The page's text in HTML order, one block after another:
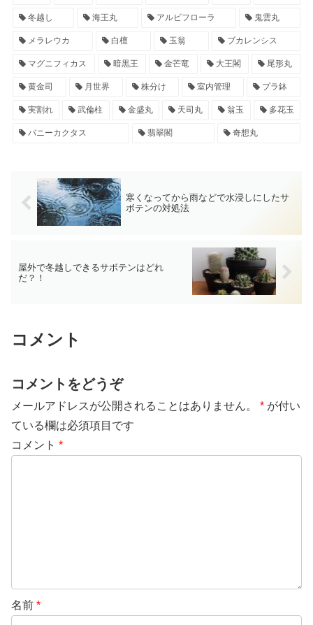
冬越し 海王丸 アルビフローラ 鬼雲丸
メラレウカ 白檀 玉翁 ブカレンシス
マグニフィカス 暗黒王 金芒竜 大王閣 尾形丸
黄金司 月世界 株分け 室内管理 プラ鉢
実割れ 武倫柱 金盛丸 天司丸 翁玉 多花玉
バニーカクタス 翡翠閣 奇想丸
寒くなってから雨などで水浸しにしたサ
ボテンの対処法
屋外で冬越しできるサボテンはどれ
だ？！
コメント
コメントをどうぞ
メールアドレスが公開されることはありません。 * が付い
ている欄は必須項目です
コメント *
名前 *